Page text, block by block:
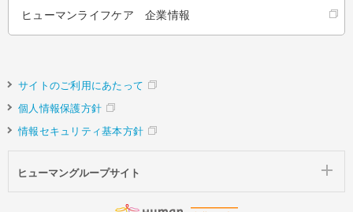
ヒューマンライフケア 企業情報
サイトのご利用にあたって
個人情報保護方針
情報セキュリティ基本方針
ヒューマングループサイト